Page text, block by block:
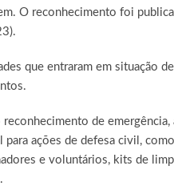
O reconhecimento foi
que entraram em situação
reconhecimento de
para ações de defesa civil,
e voluntários, kits de